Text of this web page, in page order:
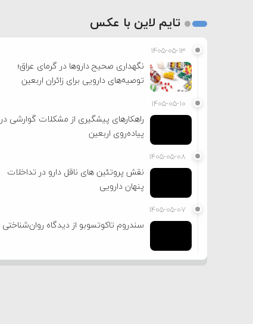
تایم لاین با عکس
۱۴۰۵-۰۵-۱۳
نگهداری صحیح داروها در گرمای عراق؛
توصیه‌های دارویی برای زائران اربعین
۱۴۰۵-۰۵-۱۰
راهکارهای پیشگیری از مشکلات گوارشی در
پیاده‌روی اربعین
۱۴۰۵-۰۵-۰۸
نقش پروتئین های ناقل دارو در تداخلات
پنهان دارویی
۱۴۰۵-۰۵-۰۷
سندروم تاکوتسوبو از دیدگاه روان‌شناختی